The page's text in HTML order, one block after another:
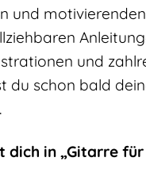
und
und
du schon bald
dich in „Gitarre für